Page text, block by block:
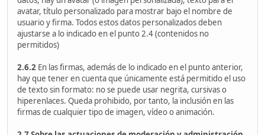
avatar, título personalizado para mostrar bajo el nombre de
usuario y firma. Todos estos datos personalizados deben
ajustarse a lo indicado en el punto 2.4 (contenidos no
permitidos)
2.6.2 En las firmas, además de lo indicado en el punto anterior,
hay que tener en cuenta que únicamente está permitido el uso
de texto sin formato: no se puede usar negrita, cursivas o
hiperenlaces. Queda prohibido, por tanto, la inclusión en las
firmas de cualquier tipo de imagen, vídeo o animación.